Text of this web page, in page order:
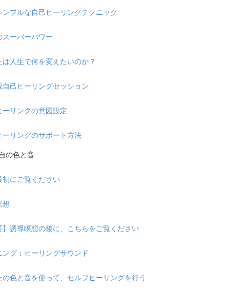
プルな自己ヒーリングテクニック
ーパーパワー
人生で何を変えたいのか？
己ヒーリングセッション
リングの意図設定
リングのサポート方法
の色と音
初にご覧ください
想
】誘導瞑想の後に、こちらをご覧ください
グ：ヒーリングサウンド
色と音を使って、セルフヒーリングを行う